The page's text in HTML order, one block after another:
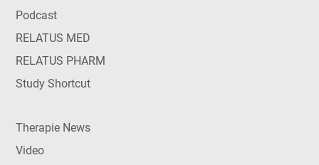
Podcast
RELATUS MED
RELATUS PHARM
Study Shortcut
Therapie News
Video